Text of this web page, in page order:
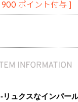
900 ポイント付与 ]
-リュクスなインパー